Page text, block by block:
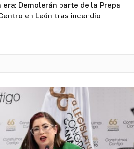
era: Demolerán parte de la Prepa
en León tras incendio